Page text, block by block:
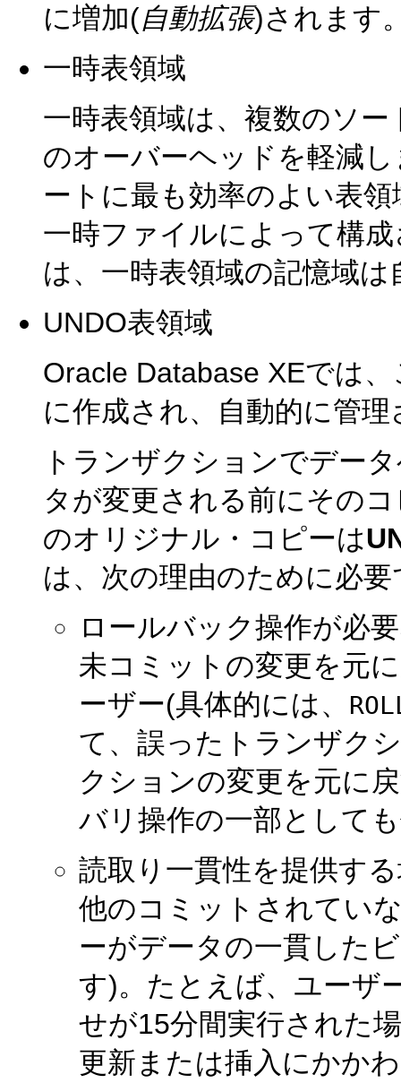
に増加(自動拡張)されます
一時表領域
一時表領域は、複数のソ
のオーバーヘッドを軽減
ートに最も効率のよい表
一時ファイルによって構
は、一時表領域の記憶域
UNDO表領域
Oracle Database XEでは
に作成され、自動的に管
トランザクションでデー
タが変更される前にその
のオリジナル・コピーは
は、次の理由のために必要
ロールバック操作が必
未コミットの変更を元
ーザー(具体的には、
て、誤ったトランザク
クションの変更を元に
バリ操作の一部として
読取り一貫性を提供す
他のコミットされてい
ーがデータの一貫した
す)。たとえば、ユーザ
せが15分間実行された
更新または挿入にかか